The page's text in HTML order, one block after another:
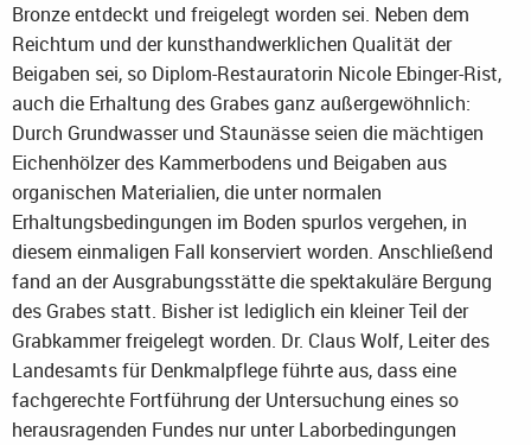
Bronze entdeckt und freigelegt worden sei. Neben dem
Reichtum und der kunsthandwerklichen Qualität der
Beigaben sei, so Diplom-Restauratorin Nicole Ebinger-Rist,
auch die Erhaltung des Grabes ganz außergewöhnlich:
Durch Grundwasser und Staunässe seien die mächtigen
Eichenhölzer des Kammerbodens und Beigaben aus
organischen Materialien, die unter normalen
Erhaltungsbedingungen im Boden spurlos vergehen, in
diesem einmaligen Fall konserviert worden. Anschließend
fand an der Ausgrabungsstätte die spektakuläre Bergung
des Grabes statt. Bisher ist lediglich ein kleiner Teil der
Grabkammer freigelegt worden. Dr. Claus Wolf, Leiter des
Landesamts für Denkmalpflege führte aus, dass eine
fachgerechte Fortführung der Untersuchung eines so
herausragenden Fundes nur unter Laborbedingungen